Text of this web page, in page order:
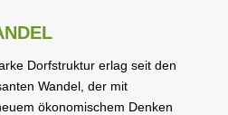
Dorfstruktur erlag seit den
Wandel, der mit
ökonomischem Denken